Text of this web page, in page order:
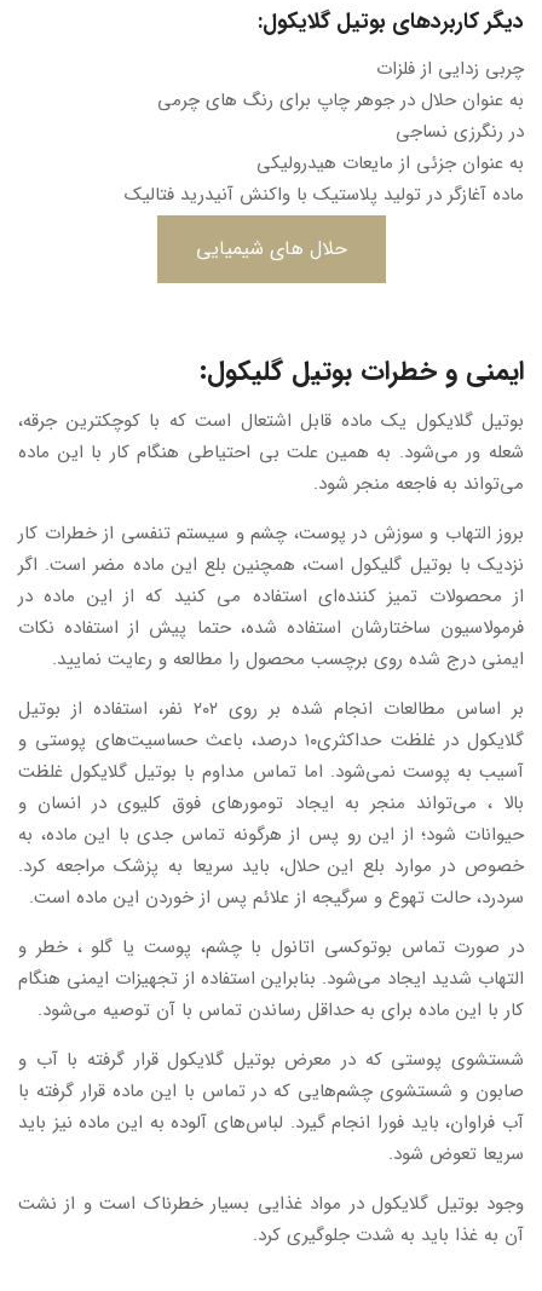
دیگر کاربردهای بوتیل گلایکول:
چربی زدایی از فلزات
به عنوان حلال در جوهر چاپ برای رنگ ‌های چرمی
در رنگرزی نساجی
به عنوان جزئی از مایعات هیدرولیکی
ماده آغازگر در تولید پلاستیک با واکنش آنیدرید فتالیک
حلال های شیمیایی
ایمنی و خطرات بوتیل گلیکول:
بوتیل گلایکول یک ماده قابل اشتعال است که با کوچکترین جرقه،
شعله ور می‌شود. به همین علت بی احتیاطی هنگام کار با این ماده
می‌تواند به فاجعه منجر شود.
بروز التهاب و سوزش در پوست، چشم و سیستم تنفسی از خطرات کار
نزدیک با بوتیل گلیکول است، همچنین بلع این ماده مضر است. اگر
از محصولات تمیز کننده‌ای استفاده می کنید که از این ماده در
فرمولاسیون ساختارشان استفاده شده، حتما پیش از استفاده نکات
ایمنی درج شده روی برچسب محصول را مطالعه و رعایت نمایید.
بر اساس مطالعات انجام شده بر روی ۲۰۲ نفر، استفاده از بوتیل
گلایکول در غلظت حداکثری۱۰ درصد، باعث حساسیت‌های پوستی و
آسیب به پوست نمی‌شود. اما تماس مداوم با بوتیل گلایکول غلظت
بالا ، می‌تواند منجر به ایجاد تومورهای فوق کلیوی در انسان و
حیوانات شود؛ از این رو پس از هرگونه تماس جدی با این ماده، به
خصوص در موارد بلع این حلال، باید سریعا به پزشک مراجعه کرد.
سردرد، حالت تهوع و سرگیجه از علائم پس از خوردن این ماده است.
در صورت تماس بوتوکسی اتانول با چشم، پوست یا گلو ، خطر و
التهاب شدید ایجاد می‌شود. بنابراین استفاده از تجهیزات ایمنی هنگام
کار با این ماده برای به حداقل رساندن تماس با آن توصیه می‌شود.
شستشوی پوستی که در معرض بوتیل گلایکول قرار گرفته با آب و
صابون و شستشوی چشم‌هایی که در تماس با این ماده قرار گرفته با
آب فراوان، باید فورا انجام گیرد. لباس‌های آلوده به این ماده نیز باید
سریعا تعوض شود.
وجود بوتیل گلایکول در مواد غذایی بسیار خطرناک است و از نشت
آن به غذا باید به شدت جلوگیری کرد.